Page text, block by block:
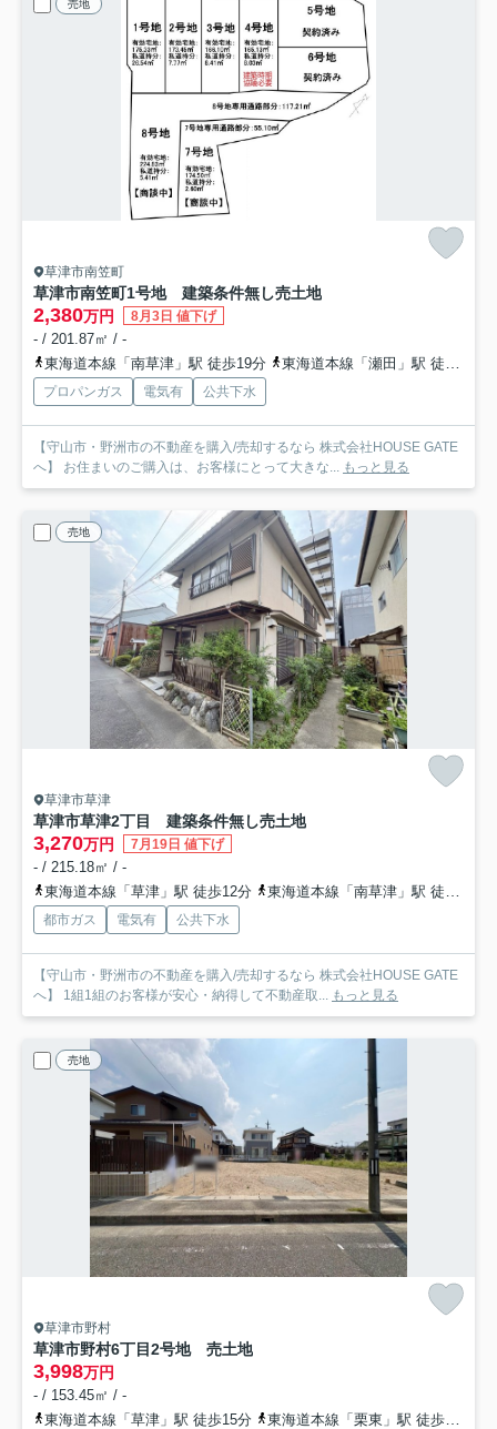
売地
草津市南笠町
草津市南笠町1号地 建築条件無し売土地
2,380万円 8月3日 値下げ
- / 201.87㎡ / -
東海道本線「南草津」駅 徒歩19分
東海道本線「瀬田」駅 徒歩28分
プロパンガス 電気有 公共下水
【守山市・野洲市の不動産を購入/売却するなら 株式会社HOUSE GATE
へ】 お住まいのご購入は、お客様にとって大きな...
もっと見る
売地
草津市草津
草津市草津2丁目 建築条件無し売土地
3,270万円 7月19日 値下げ
- / 215.18㎡ / -
東海道本線「草津」駅 徒歩12分
東海道本線「南草津」駅 徒歩27分
都市ガス 電気有 公共下水
【守山市・野洲市の不動産を購入/売却するなら 株式会社HOUSE GATE
へ】 1組1組のお客様が安心・納得して不動産取...
もっと見る
売地
草津市野村
草津市野村6丁目2号地 売土地
3,998万円
- / 153.45㎡ / -
東海道本線「草津」駅 徒歩15分
東海道本線「栗東」駅 徒歩42分